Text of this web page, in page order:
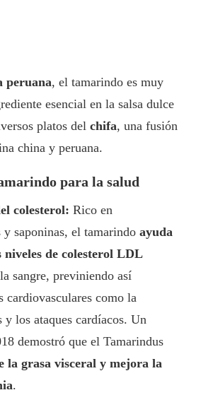
peruana, el tamarindo es muy
esencial en la salsa dulce
platos del chifa, una fusión
china y peruana.
para la salud
colesterol: Rico en
y saponinas, el tamarindo ayuda
de colesterol LDL
sangre, previniendo así
cardiovasculares como la
y los ataques cardíacos. Un
demostró que el Tamarindus
la grasa visceral y mejora la
.